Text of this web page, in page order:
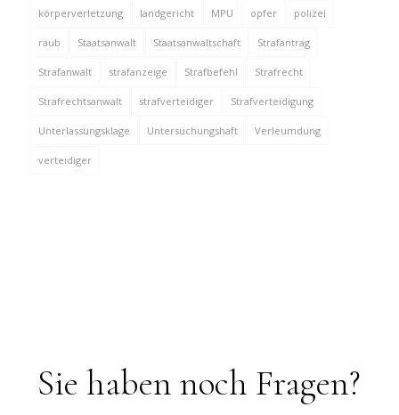
körperverletzung landgericht MPU opfer polizei
raub Staatsanwalt Staatsanwaltschaft Strafantrag
Strafanwalt strafanzeige Strafbefehl Strafrecht
Strafrechtsanwalt strafverteidiger Strafverteidigung
Unterlassungsklage Untersuchungshaft Verleumdung
verteidiger
Sie haben noch Fragen?